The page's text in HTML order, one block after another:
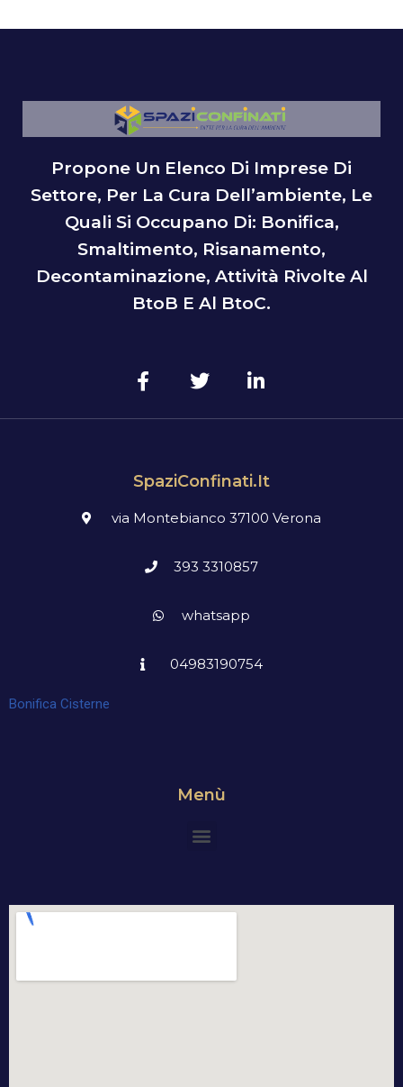
Propone Un Elenco Di Imprese Di
Settore, Per La Cura Dell’ambiente, Le
Quali Si Occupano Di: Bonifica,
Smaltimento, Risanamento,
Decontaminazione, Attività Rivolte Al
BtoB E Al BtoC.
SpaziConfinati.it
via Montebianco 37100 Verona
393 3310857
whatsapp
04983190754
Bonifica Cisterne
Menù